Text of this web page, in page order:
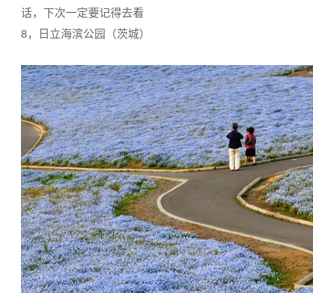
话，下次一定要记得去看
8，日立海滨公园（茨城）